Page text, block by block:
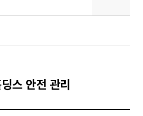
스 안전 관리